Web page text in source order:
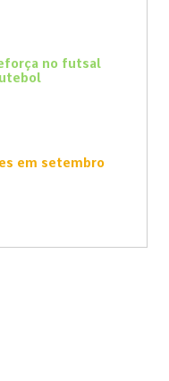
no futsal
em setembro